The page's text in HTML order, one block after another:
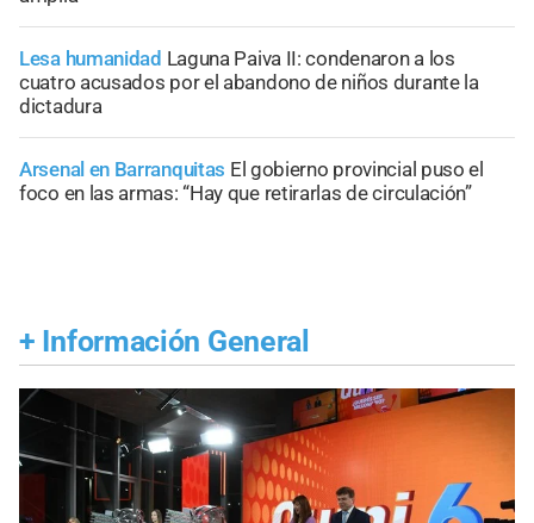
Lesa humanidad Laguna Paiva II: condenaron a los
cuatro acusados por el abandono de niños durante la
dictadura
Arsenal en Barranquitas El gobierno provincial puso el
foco en las armas: “Hay que retirarlas de circulación”
+ Información General